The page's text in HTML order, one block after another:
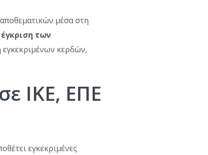
μέσα στη
των
εγκεκριμένων κερδών,
ΙΚΕ, ΕΠΕ
εγκεκριμένες